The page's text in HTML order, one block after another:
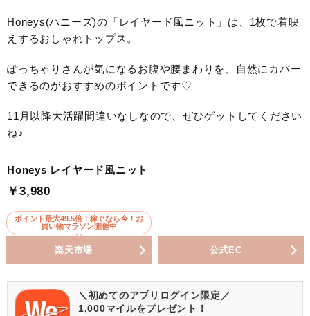
Honeys(ハニーズ)の「レイヤード風ニット」は、1枚で着映
えするおしゃれトップス。
ぽっちゃりさんが気になるお腹や腰まわりを、自然にカバー
できるのがおすすめのポイントです♡
11月以降大活躍間違いなしなので、ぜひゲットしてください
ね♪
Honeys レイヤード風ニット
￥3,980
ポイント最大49.5倍！稼ぐなら今！お
買い物マラソン開催中
楽天市場 公式EC
＼初めてのアプリログイン限定／
1,000マイルをプレゼント！